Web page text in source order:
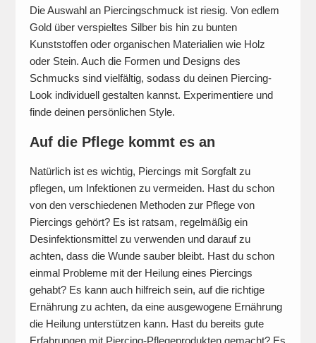
Die Auswahl an Piercingschmuck ist riesig. Von edlem
Gold über verspieltes Silber bis hin zu bunten
Kunststoffen oder organischen Materialien wie Holz
oder Stein. Auch die Formen und Designs des
Schmucks sind vielfältig, sodass du deinen Piercing-
Look individuell gestalten kannst. Experimentiere und
finde deinen persönlichen Style.
Auf die Pflege kommt es an
Natürlich ist es wichtig, Piercings mit Sorgfalt zu
pflegen, um Infektionen zu vermeiden. Hast du schon
von den verschiedenen Methoden zur Pflege von
Piercings gehört? Es ist ratsam, regelmäßig ein
Desinfektionsmittel zu verwenden und darauf zu
achten, dass die Wunde sauber bleibt. Hast du schon
einmal Probleme mit der Heilung eines Piercings
gehabt? Es kann auch hilfreich sein, auf die richtige
Ernährung zu achten, da eine ausgewogene Ernährung
die Heilung unterstützen kann. Hast du bereits gute
Erfahrungen mit Piercing-Pflegeprodukten gemacht? Es